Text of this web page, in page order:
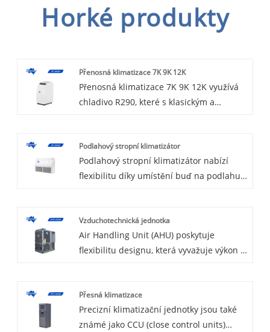
Horké produkty
Přenosná klimatizace 7K 9K 12K
Přenosná klimatizace 7K 9K 12K využívá
chladivo R290, které s klasickým a
ovladačem. Inteligentní hlasové ovládání
WIFI a Alexa je volitelné. Vítejte u nás,
když si koupíte přenosnou klimatizaci 7K
Podlahový stropní klimatizátor
Podlahový stropní klimatizátor nabízí
flexibilitu díky umístění buď na podlahu,
ovládacím panelem, volitelným typem
zapnuto-vypnuto a invertor. Díky novým
pokročilým technologiím je provoz
Následuje úvod do stropního stropního
klimatizace, doufám, že vám pomůže lépe
porozumět klimatizaci podlahového
Vzduchotechnická jednotka
Air Handling Unit (AHU) poskytuje
flexibilitu designu, která vyvažuje výkon a
jiné včetně přívodu čerstvého vzduchu,
regulace vlhkosti, topení, filtrace a
rekuperace energie. Obecně bude
Přesná klimatizace
Precizní klimatizační jednotky jsou také
známé jako CCU (close control units)